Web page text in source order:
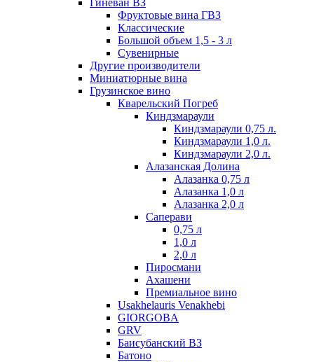
Гиневан ВЗ
Фруктовые вина ГВЗ
Классические
Большой объем 1,5 - 3 л
Сувенирные
Другие производители
Миниатюрные вина
Грузинское вино
Кварельский Погреб
Киндзмараули
Киндзмараули 0,75 л.
Киндзмараули 1,0 л.
Киндзмараули 2,0 л.
Алазанская Долина
Алазанка 0,75 л
Алазанка 1,0 л
Алазанка 2,0 л
Саперави
0,75 л
1,0 л
2,0 л
Пиросмани
Ахашени
Премиальное вино
Usakhelauris Venakhebi
GIORGOBA
GRV
Баисубанский ВЗ
Батоно